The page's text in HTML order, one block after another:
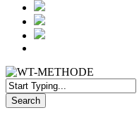
Search